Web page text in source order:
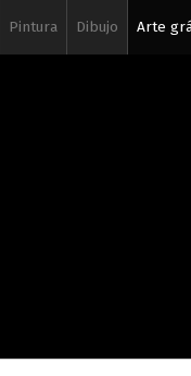
Pintura Dibujo Arte